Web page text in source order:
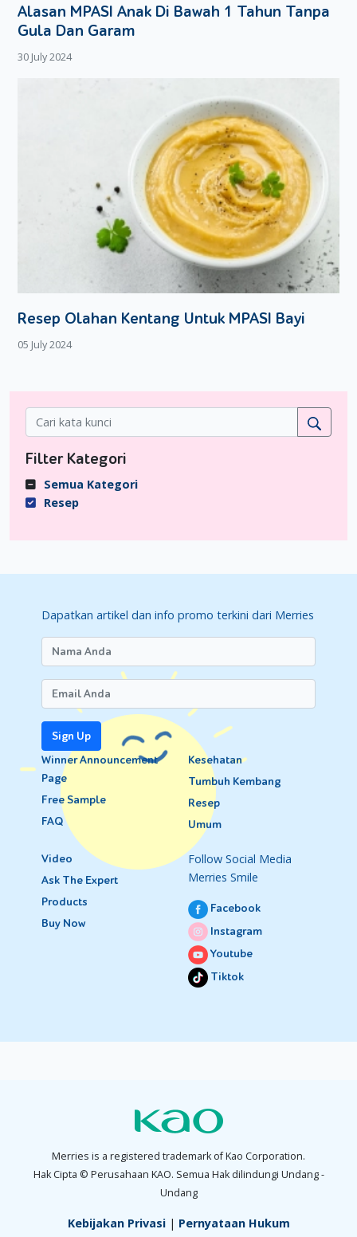
Alasan MPASI Anak Di Bawah 1 Tahun Tanpa
Gula Dan Garam
30 July 2024
Resep Olahan Kentang Untuk MPASI Bayi
05 July 2024
Filter Kategori
Semua Kategori
Resep
Dapatkan artikel dan info promo terkini dari Merries
Sign Up
Winner Announcement
Page
Free Sample
FAQ
Kesehatan
Tumbuh Kembang
Resep
Umum
Video
Ask The Expert
Products
Buy Now
Follow Social Media
Merries Smile
Facebook
Instagram
Youtube
Tiktok
Merries is a registered trademark of Kao Corporation.
Hak Cipta © Perusahaan KAO. Semua Hak dilindungi Undang -
Undang
Kebijakan Privasi| Pernyataan Hukum